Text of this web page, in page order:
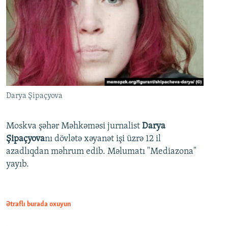
Darya Şipaçyova
Moskva şəhər Məhkəməsi jurnalist Darya
Şipaçyovanı dövlətə xəyanət işi üzrə 12 il
azadlıqdan məhrum edib. Məlumatı "Mediazona"
yayıb.
Ətraflı burada oxuyun